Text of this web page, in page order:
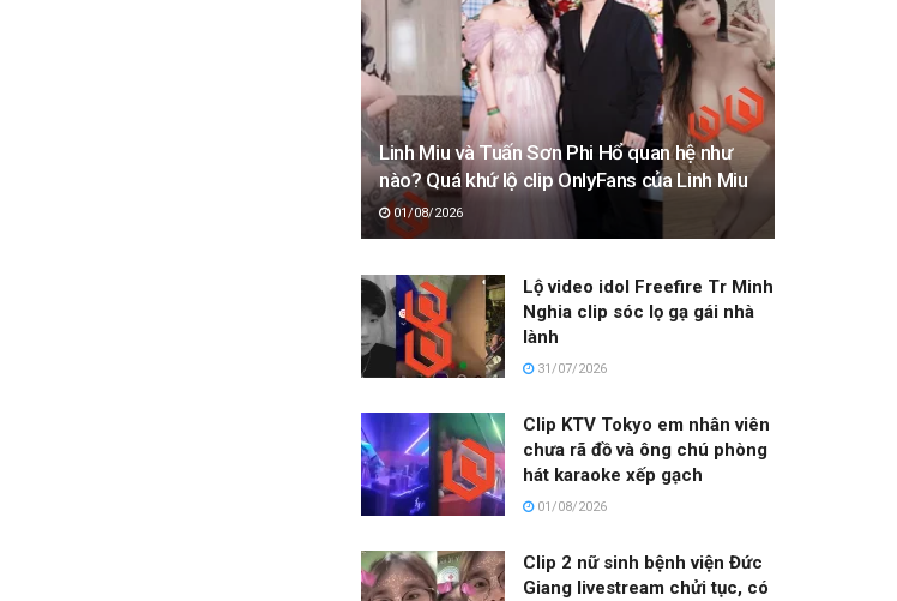
Linh Miu và Tuấn Sơn Phi Hổ quan hệ như
nào? Quá khứ lộ clip OnlyFans của Linh Miu
01/08/2026
Lộ video idol Freefire Tr Minh
Nghia clip sóc lọ gạ gái nhà
lành
31/07/2026
Clip KTV Tokyo em nhân viên
chưa rã đồ và ông chú phòng
hát karaoke xếp gạch
01/08/2026
Clip 2 nữ sinh bệnh viện Đức
Giang livestream chửi tục, có